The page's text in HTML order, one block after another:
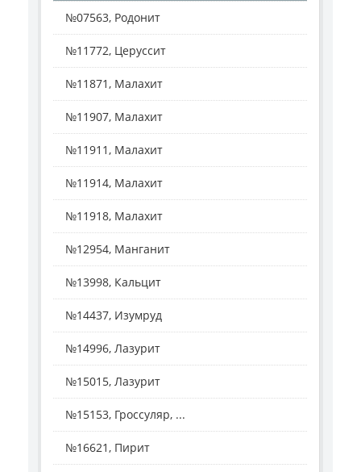
№07563, Родонит
№11772, Церуссит
№11871, Малахит
№11907, Малахит
№11911, Малахит
№11914, Малахит
№11918, Малахит
№12954, Манганит
№13998, Кальцит
№14437, Изумруд
№14996, Лазурит
№15015, Лазурит
№15153, Гроссуляр, ...
№16621, Пирит